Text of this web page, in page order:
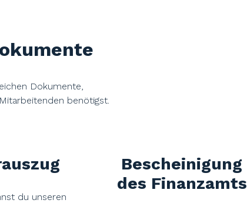
Dokumente,
benötigst.
du unseren
Bescheinigung
des Finanzamts